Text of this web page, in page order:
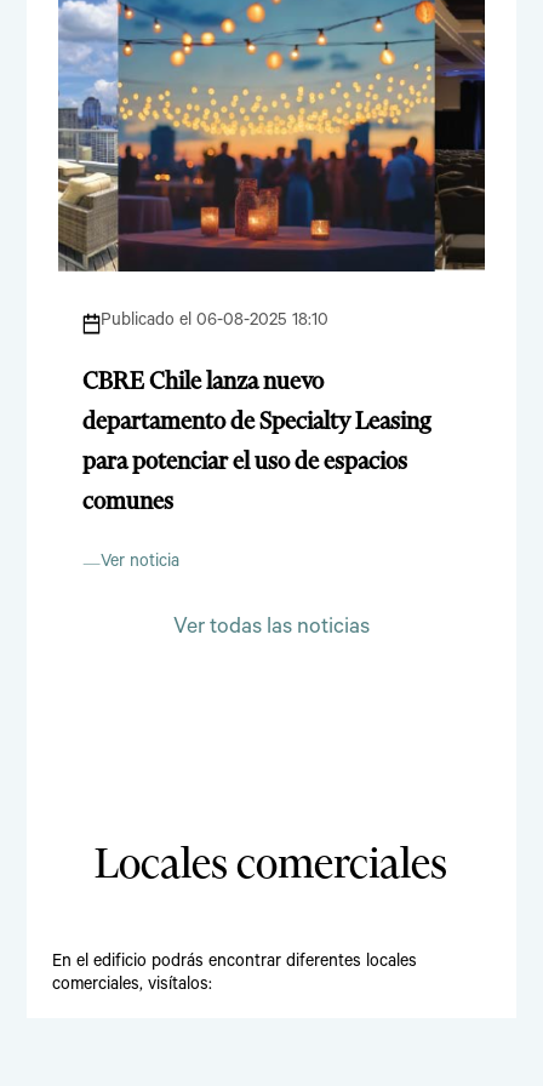
Publicado el 06-08-2025 18:10
CBRE Chile lanza nuevo
departamento de Specialty Leasing
para potenciar el uso de espacios
comunes
Ver noticia
Ver todas las noticias
Locales comerciales
En el edificio podrás encontrar diferentes locales
comerciales, visítalos: